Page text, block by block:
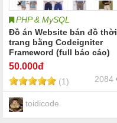
PHP & MySQL
Đồ án Website bán đồ thời
trang bằng Codeigniter
Frameword (full báo cáo)
50.000đ
(1) 2084
toidicode